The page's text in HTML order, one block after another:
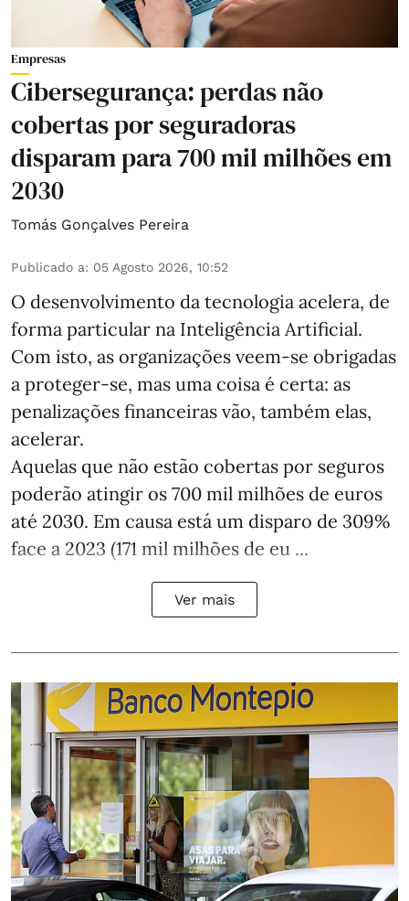
Empresas
Cibersegurança: perdas não
cobertas por seguradoras
disparam para 700 mil milhões em
2030
Tomás Gonçalves Pereira
Publicado a: 05 Agosto 2026, 10:52
O desenvolvimento da tecnologia acelera, de
forma particular na Inteligência Artificial.
Com isto, as organizações veem-se obrigadas
a proteger-se, mas uma coisa é certa: as
penalizações financeiras vão, também elas,
acelerar.
Aquelas que não estão cobertas por seguros
poderão atingir os 700 mil milhões de euros
até 2030. Em causa está um disparo de 309%
face a 2023 (171 mil milhões de eu ...
Ver mais